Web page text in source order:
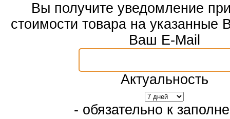
Вы получите уведомление
стоимости товара на указанные
Ваш E-Mail
Актуальность
- обязательно к